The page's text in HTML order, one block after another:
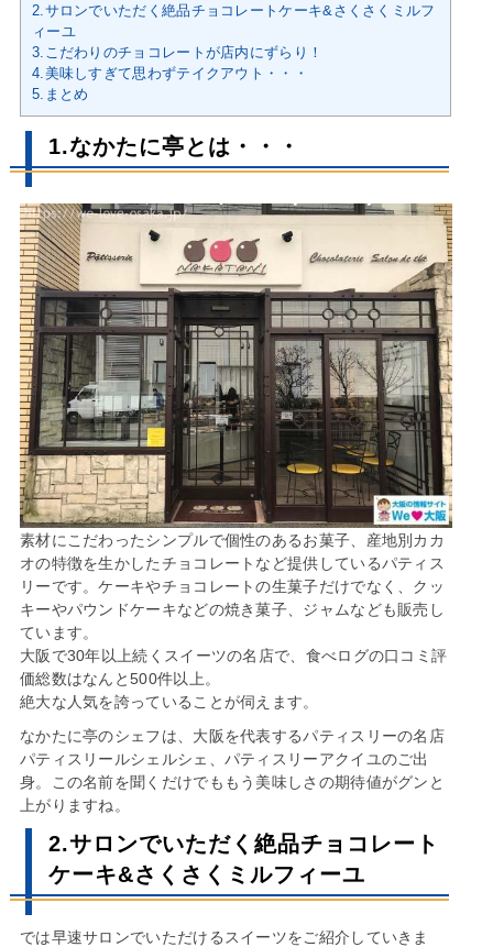
2.サロンでいただく絶品チョコレートケーキ&さくさくミルフ
ィーユ
3.こだわりのチョコレートが店内にずらり！
4.美味しすぎて思わずテイクアウト・・・
5.まとめ
1.なかたに亭とは・・・
素材にこだわったシンプルで個性のあるお菓子、産地別カカ
オの特徴を生かしたチョコレートなど提供しているパティス
リーです。ケーキやチョコレートの生菓子だけでなく、クッ
キーやパウンドケーキなどの焼き菓子、ジャムなども販売し
ています。
大阪で30年以上続くスイーツの名店で、食べログの口コミ評
価総数はなんと500件以上。
絶大な人気を誇っていることが伺えます。
なかたに亭のシェフは、大阪を代表するパティスリーの名店
パティスリールシェルシェ、パティスリーアクイユのご出
身。この名前を聞くだけでももう美味しさの期待値がグンと
上がりますね。
2.サロンでいただく絶品チョコレート
ケーキ&さくさくミルフィーユ
では早速サロンでいただけるスイーツをご紹介していきま